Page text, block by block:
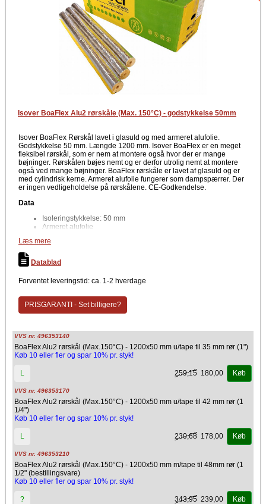
Isover BoaFlex Alu2 rørskåle (Max. 150°C) - godstykkelse 50mm
Isover BoaFlex Rørskål lavet i glasuld og med armeret alufolie.
Godstykkelse 50 mm. Længde 1200 mm. Isover BoaFlex er en meget
fleksibel rørskål, som er nem at montere også hvor der er mange
bøjninger. Rørskålen bøjes nemt og er derfor utrolig nemt at montere
også ved mange bøjninger. BoaFlex rørskåle er lavet af glasuld og er
med cylindrisk kerne. Armeret alufolie fungerer som dampspærrer. Der
er ingen vedligeholdelse på rørskålene. CE-Godkendelse.
Data
Isoleringstykkelse: 50 mm
Armeret alufolie
Densitet: 35 kg/m³
Indvendig diameter: 22-42 mm
CE-Mærkning
Producent
BoaFlex rørskåle med armeret alufolie er optaget i databasen for
byggerier
Læs mere
Datablad
Forventet leveringstid: ca. 1-2 hverdage
PRISGARANTI - Set billigere?
VVS nr. 496353140
BoaFlex Alu2 rørskål (Max.150°C) - 1200x50 mm u/tape til 35 mm rør (1")
Køb 10 eller fler og spar 10% pr. styk!
L 259,15 180,00 Køb
VVS nr. 496353170
BoaFlex Alu2 rørskål (Max.150°C) - 1200x50 mm u/tape til 42 mm rør (1
1/4")
Køb 10 eller fler og spar 10% pr. styk!
L 230,68 178,00 Køb
VVS nr. 496353210
BoaFlex Alu2 rørskål (Max.150°C) - 1200x50 mm m/tape til 48mm rør (1
1/2" (bestillingsvare)
Køb 10 eller fler og spar 10% pr. styk!
? 343,95 239,00 Køb